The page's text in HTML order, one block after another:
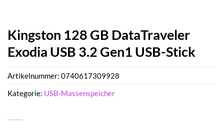
Kingston 128 GB DataTraveler
Exodia USB 3.2 Gen1 USB-Stick
Artikelnummer: 0740617309928
Kategorie: USB-Massenspeicher